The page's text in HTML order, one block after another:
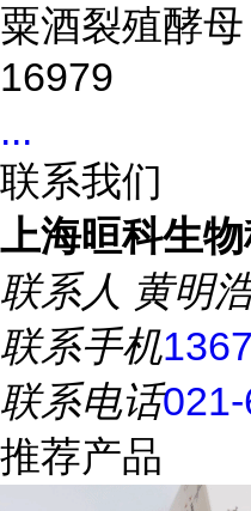
粟酒裂殖酵
16979
...
联系我们
上海晅科生
联系人 黄明
联系手机
联系电话
推荐产品